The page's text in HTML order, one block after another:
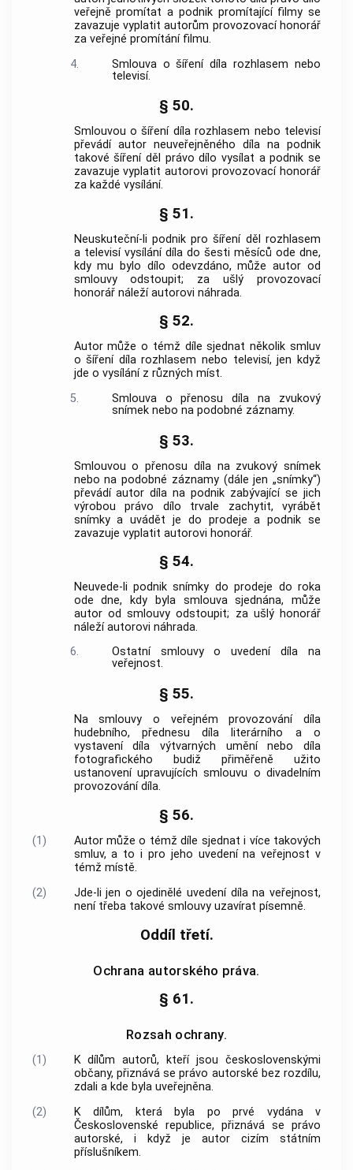
veřejně promítat a podnik promítající filmy se
zavazuje vyplatit autorům provozovací honorář
za veřejné promítání filmu.
4.
Smlouva o šíření díla rozhlasem nebo
televisí.
§ 50.
Smlouvou o šíření díla rozhlasem nebo televisí
převádí autor neuveřejněného díla na podnik
takové šíření děl právo dílo vysílat a podnik se
zavazuje vyplatit autorovi provozovací honorář
za každé vysílání.
§ 51.
Neuskuteční-li podnik pro šíření děl rozhlasem
a televisí vysílání díla do šesti měsíců ode dne,
kdy mu bylo dílo odevzdáno, může autor od
smlouvy odstoupit; za ušlý provozovací
honorář náleží autorovi náhrada.
§ 52.
Autor může o témž díle sjednat několik smluv
o šíření díla rozhlasem nebo televisí, jen když
jde o vysílání z různých míst.
5.
Smlouva o přenosu díla na zvukový
snímek nebo na podobné záznamy.
§ 53.
Smlouvou o přenosu díla na zvukový snímek
nebo na podobné záznamy (dále jen „snímky“)
převádí autor díla na podnik zabývající se jich
výrobou právo dílo trvale zachytit, vyrábět
snímky a uvádět je do prodeje a podnik se
zavazuje vyplatit autorovi honorář.
§ 54.
Neuvede-li podnik snímky do prodeje do roka
ode dne, kdy byla smlouva sjednána, může
autor od smlouvy odstoupit; za ušlý honorář
náleží autorovi náhrada.
6.
Ostatní smlouvy o uvedení díla na
veřejnost.
§ 55.
Na smlouvy o veřejném provozování díla
hudebního, přednesu díla literárního a o
vystavení díla výtvarných umění nebo díla
fotografického budiž přiměřeně užito
ustanovení upravujících smlouvu o divadelním
provozování díla.
§ 56.
(1)
Autor může o témž díle sjednat i více takových
smluv, a to i pro jeho uvedení na veřejnost v
témž místě.
(2)
Jde-li jen o ojedinělé uvedení díla na veřejnost,
není třeba takové smlouvy uzavírat písemně.
Oddíl třetí.
Ochrana autorského práva.
§ 61.
Rozsah ochrany.
(1)
K dílům autorů, kteří jsou československými
občany, přiznává se právo autorské bez rozdílu,
zdali a kde byla uveřejněna.
(2)
K dílům, která byla po prvé vydána v
Československé republice, přiznává se právo
autorské, i když je autor cizím státním
příslušníkem.